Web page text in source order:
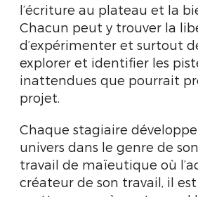
l’écriture au plateau et la
Chacun peut y trouver la
d’expérimenter et surtout
explorer et identifier les
inattendues que pourrait
projet.
Chaque stagiaire
univers dans le genre de
travail de maïeutique où
créateur de son travail, il